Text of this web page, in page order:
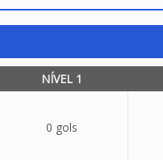
NÍVEL 1
0 gols